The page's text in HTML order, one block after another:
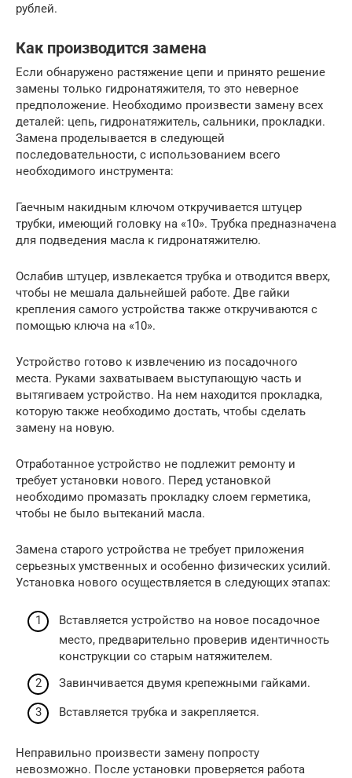
рублей.
Как производится замена
Если обнаружено растяжение цепи и принято решение
замены только гидронатяжителя, то это неверное
предположение. Необходимо произвести замену всех
деталей: цепь, гидронатяжитель, сальники, прокладки.
Замена проделывается в следующей
последовательности, с использованием всего
необходимого инструмента:
Гаечным накидным ключом откручивается штуцер
трубки, имеющий головку на «10». Трубка предназначена
для подведения масла к гидронатяжителю.
Ослабив штуцер, извлекается трубка и отводится вверх,
чтобы не мешала дальнейшей работе. Две гайки
крепления самого устройства также откручиваются с
помощью ключа на «10».
Устройство готово к извлечению из посадочного
места. Руками захватываем выступающую часть и
вытягиваем устройство. На нем находится прокладка,
которую также необходимо достать, чтобы сделать
замену на новую.
Отработанное устройство не подлежит ремонту и
требует установки нового. Перед установкой
необходимо промазать прокладку слоем герметика,
чтобы не было вытеканий масла.
Замена старого устройства не требует приложения
серьезных умственных и особенно физических усилий.
Установка нового осуществляется в следующих этапах:
Вставляется устройство на новое посадочное
место, предварительно проверив идентичность
конструкции со старым натяжителем.
Завинчивается двумя крепежными гайками.
Вставляется трубка и закрепляется.
Неправильно произвести замену попросту
невозможно. После установки проверяется работа